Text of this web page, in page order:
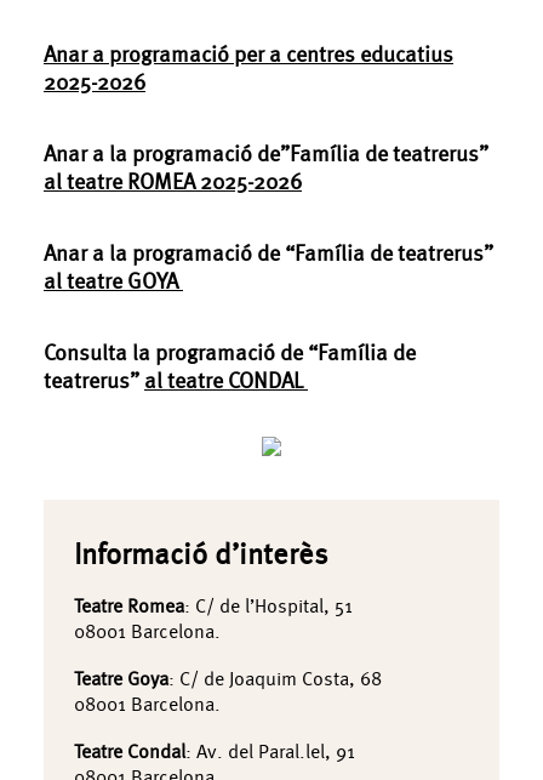
Anar a programació per a centres educatius
2025-2026
Anar a la programació de”Família de teatrerus”
al teatre ROMEA 2025-2026
Anar a la programació de “Família de teatrerus”
al teatre GOYA
Consulta la programació de “Família de
teatrerus” al teatre CONDAL
Informació d’interès
Teatre Romea: C/ de l’Hospital, 51
08001 Barcelona.
Teatre Goya: C/ de Joaquim Costa, 68
08001 Barcelona.
Teatre Condal: Av. del Paral.lel, 91